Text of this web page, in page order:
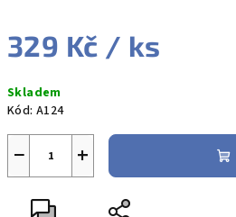
329 Kč / ks
cena:
Skladem
Kód: A124
+
−